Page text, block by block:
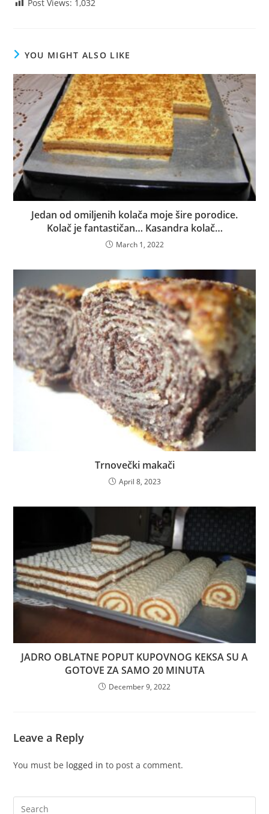
Post Views: 1,032
YOU MIGHT ALSO LIKE
Jedan od omiljenih kolača moje šire porodice.
Kolač je fantastičan… Kasandra kolač…
March 1, 2022
Trnovečki makači
April 8, 2023
JADRO OBLATNE POPUT KUPOVNOG KEKSA SU A
GOTOVE ZA SAMO 20 MINUTA
December 9, 2022
Leave a Reply
You must be logged in to post a comment.